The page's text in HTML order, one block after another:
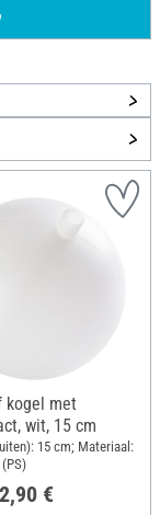
kogel met
wit, 15 cm
15 cm; Materiaal:
€